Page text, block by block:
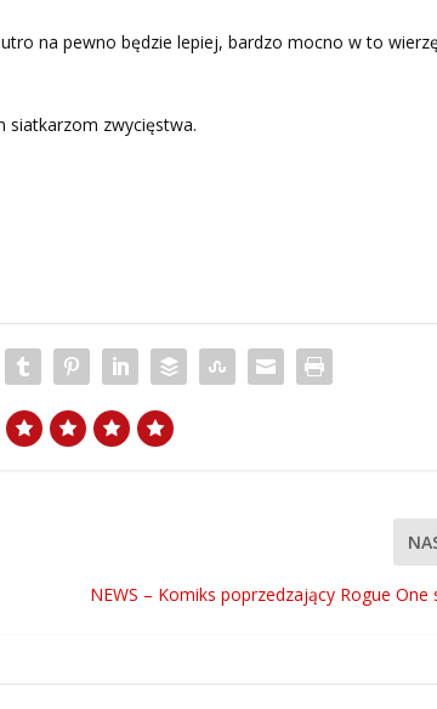
na pewno będzie lepiej, bardzo mocno w to wierzę
siatkarzom zwycięstwa.
NEWS – Komiks poprzedzający Rogue One